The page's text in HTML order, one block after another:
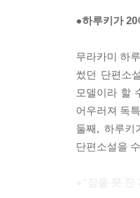
●하루키가
무라카미 하
썼던 단편소
모델이라 할
어우러져 독
둘째, 하루
단편소설을